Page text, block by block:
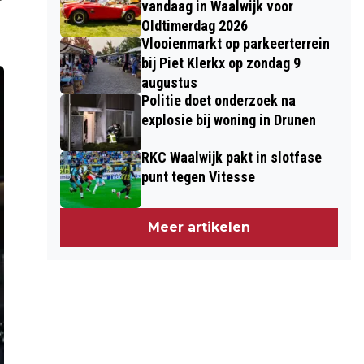
vandaag in Waalwijk voor
Oldtimerdag 2026
Vlooienmarkt op parkeerterrein
bij Piet Klerkx op zondag 9
augustus
Politie doet onderzoek na
explosie bij woning in Drunen
RKC Waalwijk pakt in slotfase
punt tegen Vitesse
Meer artikelen